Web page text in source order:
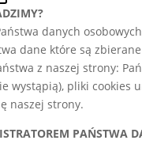
danych
dane które są
z naszej strony:
wystąpią), pliki cookies
naszej strony.
PAŃSTWA